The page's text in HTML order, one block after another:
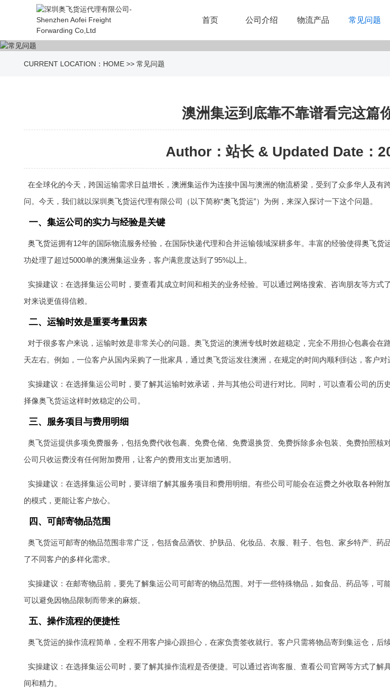
首页 公司介绍 物流产品 常见问题
CURRENT LOCATION： HOME >> 常见问题
澳洲集运到底靠不靠谱看完这篇
Author：站长 & Updated Date：
在全球化的今天，跨国运输需求日益增长， 澳洲集运作为连接中国与澳洲的物流桥梁，受到了众多华人及有
问。今天，我们就以深圳 奥飞货运代理有限公司（以下简称“奥飞货运”）为例，来深入探讨一下这个问题。
一、集运公司的实力与经验是关键
奥飞货运拥有12年的国际物流服务经验，在国际快递代理和合并运输领域深耕多年。丰富的经验使得奥飞货
功处理了超过5000单的澳洲集运业务，客户满意度达到了95%以上。
实操建议：在选择集运公司时，要查看其成立时间和相关的业务经验。可以通过网络搜索、咨询朋友等方
对来说更值得信赖。
二、运输时效是重要考量因素
对于很多客户来说，运输时效是非常关心的问题。奥飞货运的澳洲专线时效超稳定，完全不用担心包裹会
天左右。例如，一位客户从国内采购了一批家具，通过奥飞货运发往澳洲，在规定的时间内顺利到达，客户对
实操建议：在选择集运公司时，要了解其运输时效承诺，并与其他公司进行对比。同时，可以查看公司的
择像奥飞货运这样时效稳定的公司。
三、服务项目与费用明细
奥飞货运提供多项免费服务，包括免费代收包裹、免费仓储、免费退换货、免费拆除多余包装、免费拍照
公司只收运费没有任何附加费用，让客户的费用支出更加透明。
实操建议：在选择集运公司时，要详细了解其服务项目和费用明细。有些公司可能会在运费之外收取各种
的模式，更能让客户放心。
四、可邮寄物品范围
奥飞货运可邮寄的物品范围非常广泛，包括食品酒饮、护肤品、化妆品、衣服、鞋子、包包、家乡特产、
了不同客户的多样化需求。
实操建议：在邮寄物品前，要先了解集运公司可邮寄的物品范围。对于一些特殊物品，如食品、药品等，
可以避免因物品限制而带来的麻烦。
五、操作流程的便捷性
奥飞货运的操作流程简单，全程不用客户操心跟担心，在家负责签收就行。客户只需将物品寄到集运仓，后
实操建议：在选择集运公司时，要了解其操作流程是否便捷。可以通过咨询客服、查看公司官网等方式了
间和精力。